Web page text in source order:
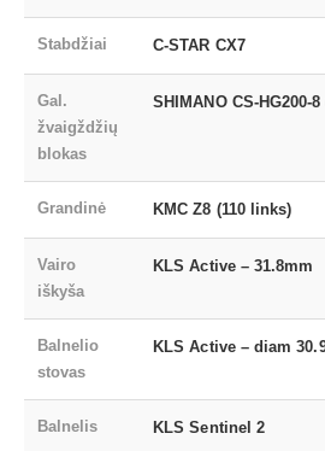
Stabdžiai C-STAR CX7
Gal.
žvaigždžių
blokas
SHIMANO CS-HG200-8
Grandinė KMC Z8 (110 links)
Vairo
iškyša
KLS Active – 31.8mm
Balnelio
stovas
KLS Active – diam
Balnelis KLS Sentinel 2